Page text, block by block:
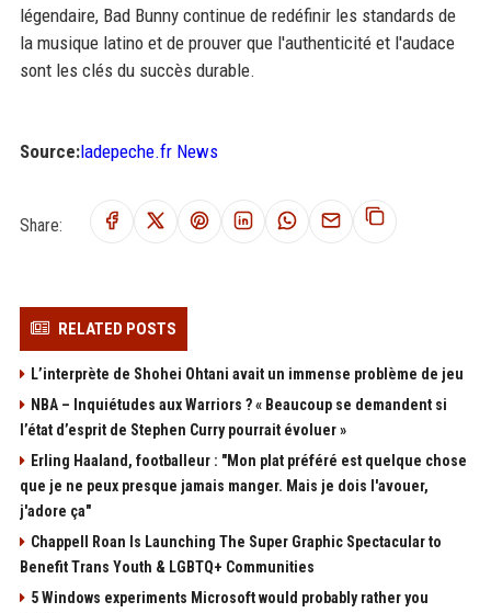
légendaire, Bad Bunny continue de redéfinir les standards de
la musique latino et de prouver que l'authenticité et l'audace
sont les clés du succès durable.
Source:ladepeche.fr News
Share:
RELATED POSTS
L’interprète de Shohei Ohtani avait un immense problème de jeu
NBA – Inquiétudes aux Warriors ? « Beaucoup se demandent si
l’état d’esprit de Stephen Curry pourrait évoluer »
Erling Haaland, footballeur : "Mon plat préféré est quelque chose
que je ne peux presque jamais manger. Mais je dois l'avouer,
j'adore ça"
Chappell Roan Is Launching The Super Graphic Spectacular to
Benefit Trans Youth & LGBTQ+ Communities
5 Windows experiments Microsoft would probably rather you